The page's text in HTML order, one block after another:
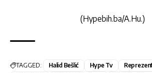
(Hypebih.ba/A.Hu.)
TAGGED: Halid Bešlić Hype Tv